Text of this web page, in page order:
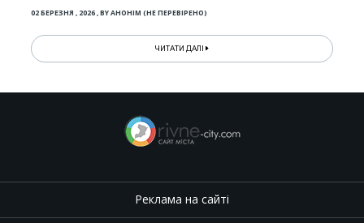
02 БЕРЕЗНЯ , 2026,BYАНОНІМ (НЕ ПЕРЕВІРЕНО)
ЧИТАТИ ДАЛІ
Реклама на сайті